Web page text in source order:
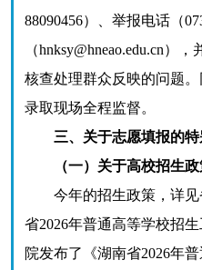
88090456）、举报电话（
（hnksy@hneao.edu.cn）
核查处理群众反映的问题
录取现场全程监督。
三、关于志愿填报的
（一）关于高校招生
今年的招生政策，详见
省2026年普通高等学校招
院发布了《湖南省2026年